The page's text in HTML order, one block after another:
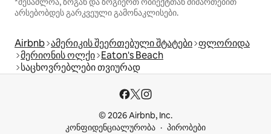
არსებობდეს გარკვეული გამონაკლისები.
Airbnb ამერიკის შეერთებული შტატები ფლორიდა
მერიონის ოლქი Eaton's Beach
საცხოვრებლები თვიურად
© 2026 Airbnb, Inc.
კონფიდენციალურობა
პირობები